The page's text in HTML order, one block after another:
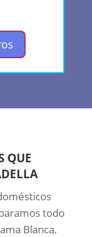
QUE
todo
Blanca.